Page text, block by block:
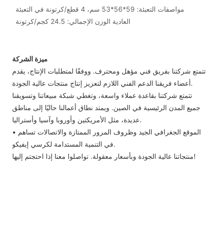
مواصفات التعبئة: 59*56*53 سم، 4 قطع/كرتونة في التعبئة
العادية الوزن الإجمالي: 24.5 كجم/كرتونة
ميزة الشركة
تتمتع شركتنا بفريق فني مؤهل ومحترف. ووفقًا لمتطلبات الإنتاج، يقدم
أعضاء فريقنا الدعم الفني اللازم لتعزيز إنتاج منتجات عالية الجودة.
تتمتع شركتنا بقاعدة عملاء واسعة، وتغطي شبكة مبيعاتنا وتسويقنا
جميع المدن الرئيسية في الصين. ويمتد نطاق أعمالنا حاليًا إلى مناطق
عديدة، مثل الأمريكتين وأوروبا وآسيا وأستراليا.
• الموقع الجغرافي الجيد وظروف المرور الممتازة والاتصالات تساهم
في التنمية المستدامة لكرسي إيفيكو.
منتجاتنا عالية الجودة وبأسعار معقولة. تواصلوا معنا إذا احتجتم إليها!